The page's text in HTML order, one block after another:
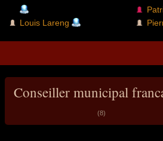
Louis Lareng
Conseiller municipal
(8)